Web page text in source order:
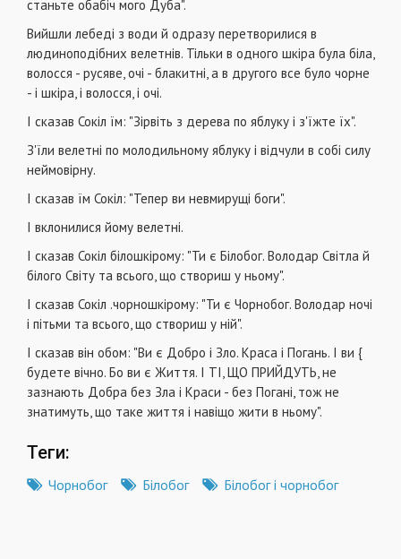
станьте обабіч мого Дуба".
Вийшли лебеді з води й одразу перетворилися в
людиноподібних велетнів. Тільки в одного шкіра була біла,
волосся - русяве, очі - блакитні, а в другого все було чорне
- і шкіра, і волосся, і очі.
І сказав Сокіл їм: "Зірвіть з дерева по яблуку і з'їжте їх".
З'їли велетні по молодильному яблуку і відчули в собі силу
неймовірну.
І сказав їм Сокіл: "Тепер ви невмирущі боги".
І вклонилися йому велетні.
І сказав Сокіл білошкірому: "Ти є Білобог. Володар Світла й
білого Світу та всього, що створиш у ньому".
І сказав Сокіл .чорношкірому: "Ти є Чорнобог. Володар ночі
і пітьми та всього, що створиш у ній".
І сказав він обом: "Ви є Добро і Зло. Краса і Погань. І ви {
будете вічно. Бо ви є Життя. І ТІ, ЩО ПРИЙДУТЬ, не
зазнають Добра без Зла і Краси - без Погані, тож не
знатимуть, що таке життя і навіщо жити в ньому".
Теги:
Чорнобог Білобог Білобог і чорнобог